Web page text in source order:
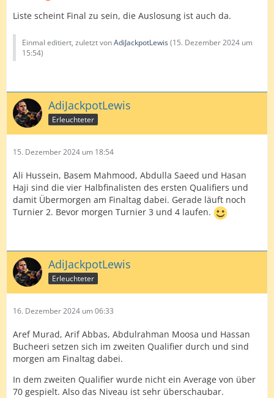
Liste scheint Final zu sein, die Auslosung ist auch da.
Einmal editiert, zuletzt vonAdiJackpotLewis(15. Dezember 2024 um
15:54)
AdiJackpotLewis
Erleuchteter
15. Dezember 2024 um 18:54
Ali Hussein, Basem Mahmood, Abdulla Saeed und Hasan
Haji sind die vier Halbfinalisten des ersten Qualifiers und
damit Übermorgen am Finaltag dabei. Gerade läuft noch
Turnier 2. Bevor morgen Turnier 3 und 4 laufen.
AdiJackpotLewis
Erleuchteter
16. Dezember 2024 um 06:33
Aref Murad, Arif Abbas, Abdulrahman Moosa und Hassan
Bucheeri setzen sich im zweiten Qualifier durch und sind
morgen am Finaltag dabei.
In dem zweiten Qualifier wurde nicht ein Average von über
70 gespielt. Also das Niveau ist sehr überschaubar.